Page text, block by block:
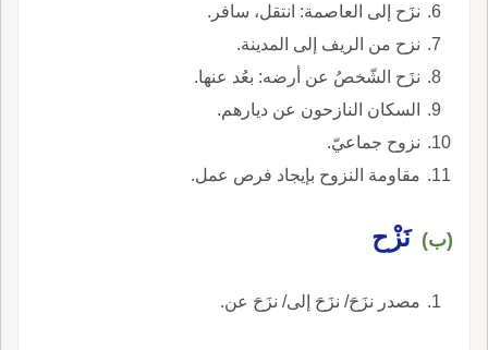
نزَح إلى العاصمة: انتقل، سافر.
نزح من الريف إلى المدينة.
نزَح الشّخصُ عن أرضه: بعُد عنها.
السكان النازحون عن ديارهم.
نزوح جماعيّ.
مقاومة النزوح بإيجاد فرص عمل.
(ب) نَزْح
مصدر نزَحَ/ نزَحَ إلى/ نزَحَ عن.